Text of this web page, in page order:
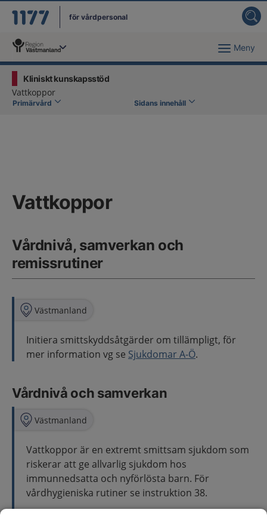
för vårdpersonal
Du har valt region Meny
Kliniskt kunskapsstöd
Vattkoppor
Primärvård Sidans innehåll
Vattkoppor
Vårdnivå, samverkan och
remissrutiner
Västmanland
Initiera smittskyddsåtgärder om tillämpligt, för
mer information vg se Sjukdomar A-Ö.
Vårdnivå och samverkan
Västmanland
Vattkoppor är en extremt smittsam sjukdom som
riskerar att ge allvarlig sjukdom hos
immunnedsatta och nyförlösta barn. För
vårdhygieniska rutiner se instruktion 38.